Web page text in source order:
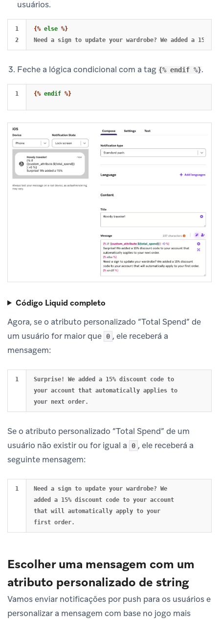
usuários.
1
{% else %}
Feche a lógica condicional com a tag {% endif %}.
{% endif %}
Código Liquid completo
Agora, se o atributo personalizado “Total Spend” de
um usuário for maior que
0 , ele receberá a
mensagem:
Surprise! We added a 15% discount code to
your account that automatically applies to
Se o atributo personalizado “Total Spend” de um
usuário não existir ou for igual a
0 , ele receberá a
seguinte mensagem:
Need a sign to update your wardrobe? We
added a 15% discount code to your account
that will automatically apply to your
Escolher uma mensagem com um
atributo personalizado de string
Vamos enviar notificações por push para os usuários e
personalizar a mensagem com base no jogo mais